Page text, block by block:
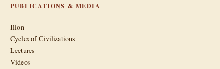
PUBLICATIONS & MEDIA
Ilion
Cycles of Civilizations
Lectures
Videos